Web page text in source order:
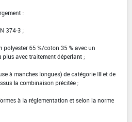
:
374-3 ;
polyester 65 %/coton 35 % avec un
plus avec traitement déperlant ;
à manches longues) de catégorie III et de
la combinaison précitée ;
à la réglementation et selon la norme